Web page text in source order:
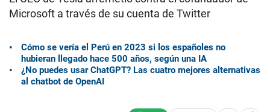
Microsoft a través de su cuenta de Twitter
Cómo se vería el Perú en 2023 si los españoles no
hubieran llegado hace 500 años, según una IA
¿No puedes usar ChatGPT? Las cuatro mejores alternativas
al chatbot de OpenAI